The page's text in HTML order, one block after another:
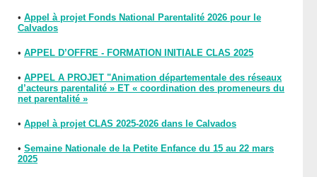
• Appel à projet Fonds National Parentalité 2026 pour le
Calvados
• APPEL D’OFFRE - FORMATION INITIALE CLAS 2025
• APPEL A PROJET "Animation départementale des réseaux
d’acteurs parentalité » ET « coordination des promeneurs du
net parentalité »
• Appel à projet CLAS 2025-2026 dans le Calvados
• Semaine Nationale de la Petite Enfance du 15 au 22 mars
2025